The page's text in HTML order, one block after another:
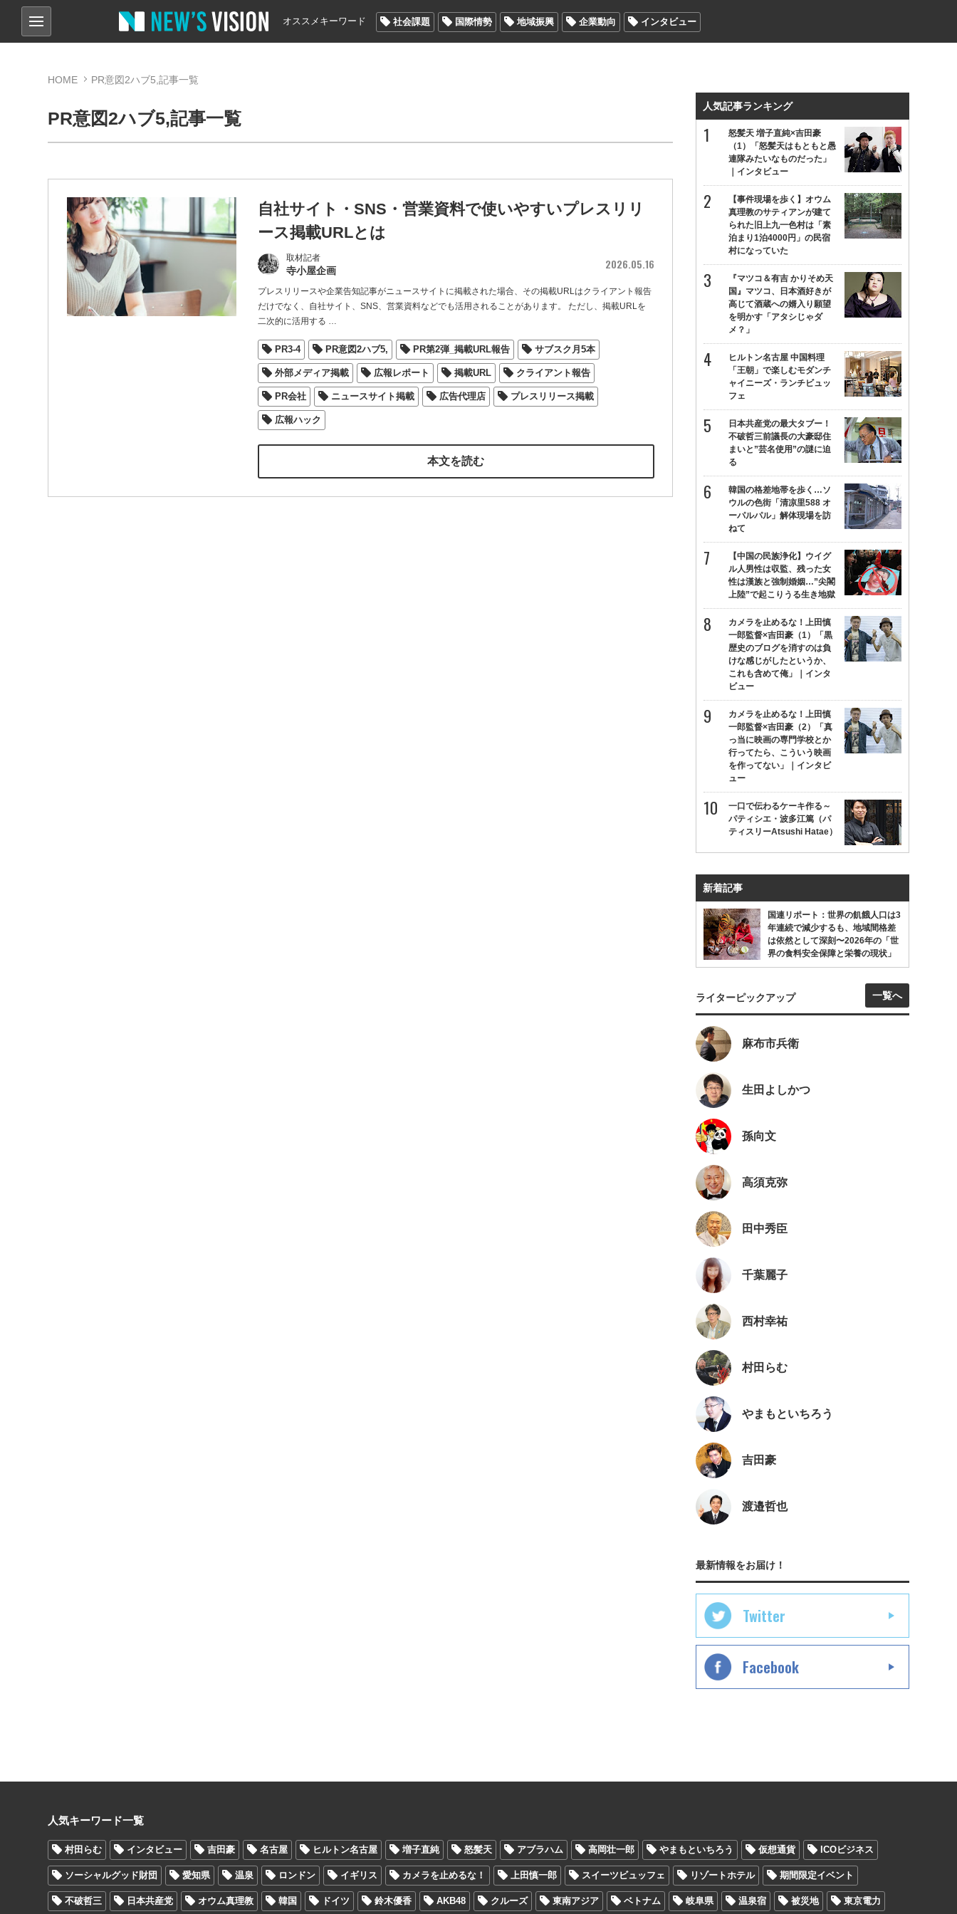
オススメキーワード 社会課題 国際情勢 地域振興 企業動向 インタビュー
HOME PR意図2ハブ5,記事一覧
PR意図2ハブ5,記事一覧
自社サイト・SNS・営業資料で使いやすいプレスリリ
ース掲載URLとは
取材記者
寺小屋企画 2026.05.16
プレスリリースや企業告知記事がニュースサイトに掲載された場合、その掲載URLはクライアント報告
だけでなく、自社サイト、SNS、営業資料などでも活用されることがあります。 ただし、掲載URLを
二次的に活用する …
PR3-4 PR意図2ハブ5, PR第2弾_掲載URL報告 サブスク月5本
外部メディア掲載 広報レポート 掲載URL クライアント報告
PR会社 ニュースサイト掲載 広告代理店 プレスリリース掲載
広報ハック
本文を読む
人気記事ランキング
怒髪天 増子直純×吉田豪
（1）「怒髪天はもともと愚
連隊みたいなものだった」
｜インタビュー
【事件現場を歩く】オウム
真理教のサティアンが建て
られた旧上九一色村は「素
泊まり1泊4000円」の民宿
村になっていた
『マツコ＆有吉 かりそめ天
国』マツコ、日本酒好きが
高じて酒蔵への婿入り願望
を明かす「アタシじゃダ
メ？」
ヒルトン名古屋 中国料理
「王朝」で楽しむモダンチ
ャイニーズ・ランチビュッ
フェ
日本共産党の最大タブー！
不破哲三前議長の大豪邸住
まいと”芸名使用”の謎に迫
る
韓国の格差地帯を歩く…ソ
ウルの色街「清凉里588 オ
ーパルパル」解体現場を訪
ねて
【中国の民族浄化】ウイグ
ル人男性は収監、残った女
性は漢族と強制婚姻…”尖閣
上陸”で起こりうる生き地獄
カメラを止めるな！上田慎
一郎監督×吉田豪（1）「黒
歴史のブログを消すのは負
けな感じがしたというか、
これも含めて俺」｜インタ
ビュー
カメラを止めるな！上田慎
一郎監督×吉田豪（2）「真
っ当に映画の専門学校とか
行ってたら、こういう映画
を作ってない」｜インタビ
ュー
一口で伝わるケーキ作る～
パティシエ・波多江篤（パ
ティスリーAtsushi Hatae）
新着記事
国連リポート：世界の飢餓人口は3
年連続で減少するも、地域間格差
は依然として深刻〜2026年の「世
界の食料安全保障と栄養の現状」
ライターピックアップ 一覧へ
麻布市兵衛
生田よしかつ
孫向文
高須克弥
田中秀臣
千葉麗子
西村幸祐
村田らむ
やまもといちろう
吉田豪
渡邉哲也
最新情報をお届け！
Twitter
Facebook
人気キーワード一覧
村田らむ インタビュー 吉田豪 名古屋 ヒルトン名古屋 増子直純 怒髪天 アブラハム 高岡壮一郎 やまもといちろう 仮想通貨 ICOビジネス
ソーシャルグッド財団 愛知県 温泉 ロンドン イギリス カメラを止めるな！ 上田慎一郎 スイーツビュッフェ リゾートホテル 期間限定イベント
不破哲三 日本共産党 オウム真理教 韓国 ドイツ 鈴木優香 AKB48 クルーズ 東南アジア ベトナム 岐阜県 温泉宿 被災地 東京電力